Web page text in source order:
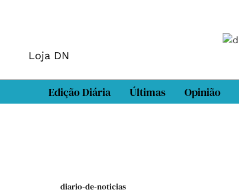
Loja DN
Edição Diária Últimas Opinião
diario-de-noticias